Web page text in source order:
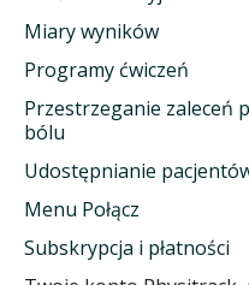
Miary wyników
Programy ćwiczeń
Przestrzeganie zaleceń
bólu
Udostępnianie
Menu Połącz
Subskrypcja i płatności